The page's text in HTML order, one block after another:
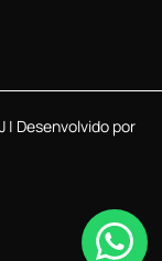
| Desenvolvido por